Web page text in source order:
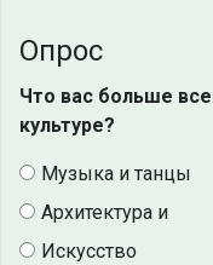
Опрос
Что вас больше
культуре?
Музыка и танцы
Архитектура и
Искусство